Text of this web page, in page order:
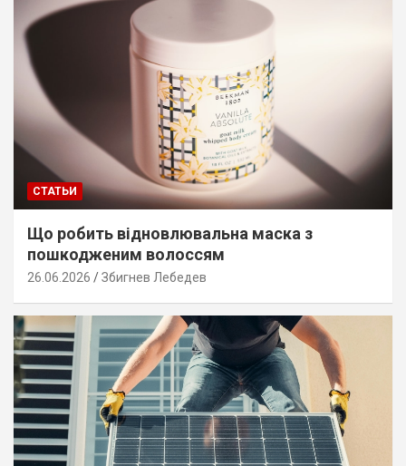
СТАТЬИ
Що робить відновлювальна маска з
пошкодженим волоссям
26.06.2026 Збигнев Лебедев